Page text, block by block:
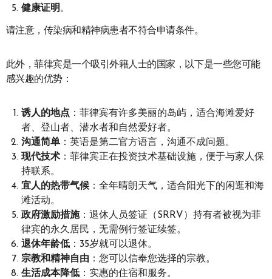
健康证明。
请注意，传染病和精神病患者不符合申请条件。
此外，菲律宾是一个吸引外籍人士的国家，以下是一些您可能
感兴趣的优势：
诱人的地点 ：菲律宾有许多美丽的岛屿，适合海滩爱好
者、登山者、潜水者和自然爱好者。
沟通简单 ：英语是第二官方语言，沟通不成问题。
现代技术 ：菲律宾正在投资技术基础设施，便于与家人保
持联系。
宜人的热带气候 ：全年晴朗天气，适合阳光下的闲逛和海
滩活动。
政府激励措施：退休人员签证（SRRV）持有者被视为菲
律宾的永久居民，无需例行签证续签。
退休年龄低 ：35岁就可以退休。
宗教和精神自由 ：您可以信奉您选择的宗教。
生活成本降低 ：实惠的住宿和服务。